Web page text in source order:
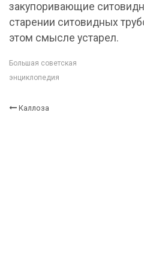
закупоривающие
старении ситовидных
этом смысле устарел.
Большая советская
энциклопедия
Каллоза